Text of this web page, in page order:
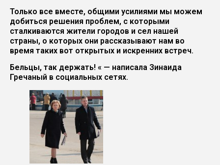
Только все вместе, общими усилиями мы можем
добиться решения проблем, с которыми
сталкиваются жители городов и сел нашей
страны, о которых они рассказывают нам во
время таких вот открытых и искренних встреч.
Бельцы, так держать! « — написала Зинаида
Гречаный в социальных сетях.